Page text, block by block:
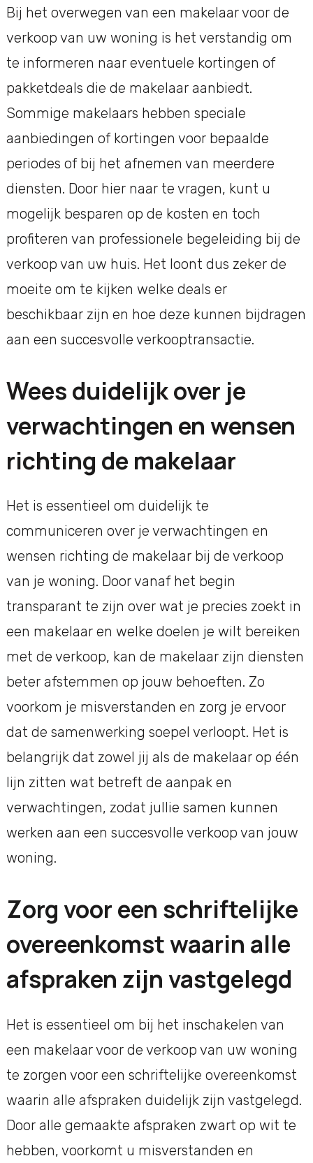
Bij het overwegen van een makelaar voor de
verkoop van uw woning is het verstandig om
te informeren naar eventuele kortingen of
pakketdeals die de makelaar aanbiedt.
Sommige makelaars hebben speciale
aanbiedingen of kortingen voor bepaalde
periodes of bij het afnemen van meerdere
diensten. Door hier naar te vragen, kunt u
mogelijk besparen op de kosten en toch
profiteren van professionele begeleiding bij de
verkoop van uw huis. Het loont dus zeker de
moeite om te kijken welke deals er
beschikbaar zijn en hoe deze kunnen bijdragen
aan een succesvolle verkooptransactie.
Wees duidelijk over je
verwachtingen en wensen
richting de makelaar
Het is essentieel om duidelijk te
communiceren over je verwachtingen en
wensen richting de makelaar bij de verkoop
van je woning. Door vanaf het begin
transparant te zijn over wat je precies zoekt in
een makelaar en welke doelen je wilt bereiken
met de verkoop, kan de makelaar zijn diensten
beter afstemmen op jouw behoeften. Zo
voorkom je misverstanden en zorg je ervoor
dat de samenwerking soepel verloopt. Het is
belangrijk dat zowel jij als de makelaar op één
lijn zitten wat betreft de aanpak en
verwachtingen, zodat jullie samen kunnen
werken aan een succesvolle verkoop van jouw
woning.
Zorg voor een schriftelijke
overeenkomst waarin alle
afspraken zijn vastgelegd
Het is essentieel om bij het inschakelen van
een makelaar voor de verkoop van uw woning
te zorgen voor een schriftelijke overeenkomst
waarin alle afspraken duidelijk zijn vastgelegd.
Door alle gemaakte afspraken zwart op wit te
hebben, voorkomt u misverstanden en